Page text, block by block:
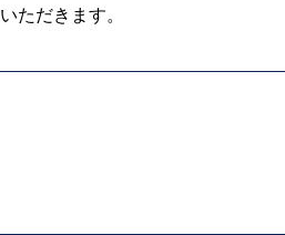
ただきます。